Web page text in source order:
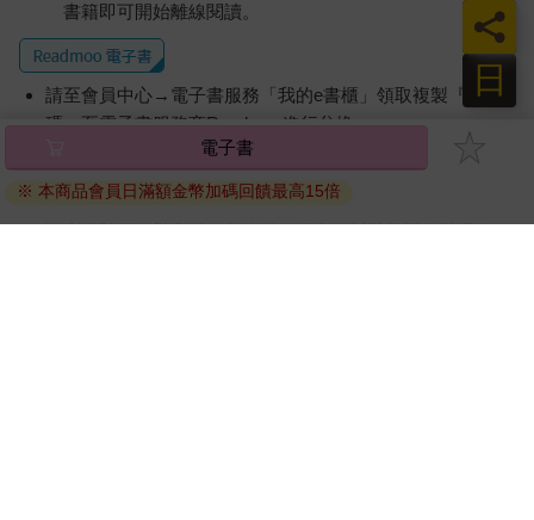
書籍即可開始離線閱讀。
請至會員中心→電子書服務「我的e書櫃」領取複製『兌換
碼』至電子書服務商Readmoo進行兌換。
因版權保護，您在金石堂所購買的電子書僅能以金石堂專屬
的閱讀軟體開啟閱讀，無法以其他閱讀器或直接下載檔案。
電子書
※ 本商品會員日滿額金幣加碼回饋最高15倍
日
員